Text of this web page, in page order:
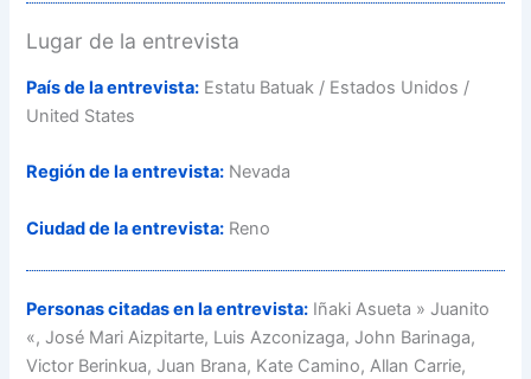
Lugar de la entrevista
País de la entrevista: Estatu Batuak / Estados Unidos /
United States
Región de la entrevista: Nevada
Ciudad de la entrevista: Reno
Personas citadas en la entrevista: Iñaki Asueta » Juanito
«, José Mari Aizpitarte, Luis Azconizaga, John Barinaga,
Victor Berinkua, Juan Brana, Kate Camino, Allan Carrie,